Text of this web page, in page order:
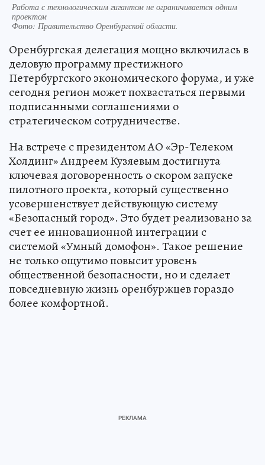
Работа с технологическим гигантом не ограничивается одним
проектом
Фото: Правительство Оренбургской области.
Оренбургская делегация мощно включилась в
деловую программу престижного
Петербургского экономического форума, и уже
сегодня регион может похвастаться первыми
подписанными соглашениями о
стратегическом сотрудничестве.
На встрече с президентом АО «Эр-Телеком
Холдинг» Андреем Кузяевым достигнута
ключевая договоренность о скором запуске
пилотного проекта, который существенно
усовершенствует действующую систему
«Безопасный город». Это будет реализовано за
счет ее инновационной интеграции с
системой «Умный домофон». Такое решение
не только ощутимо повысит уровень
общественной безопасности, но и сделает
повседневную жизнь оренбуржцев гораздо
более комфортной.